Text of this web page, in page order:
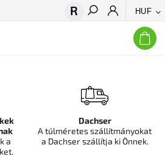
HUF
Keresés
a
Dachser
A túlméretes szállítmányokat
a Dachser szállítja ki Önnek.